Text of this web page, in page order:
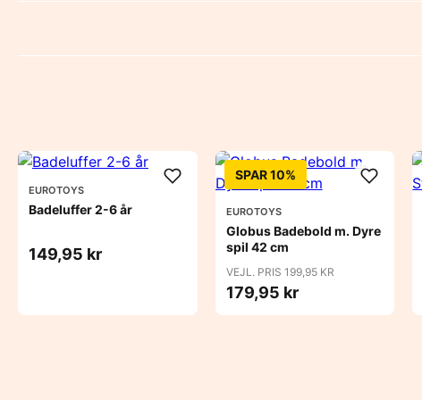
EUROTOYS
Badeluffer 2-6 år
149,95 kr
SPAR 10%
EUROTOYS
Globus Badebold m. Dyre
spil 42 cm
VEJL. PRIS 199,95 KR
179,95 kr